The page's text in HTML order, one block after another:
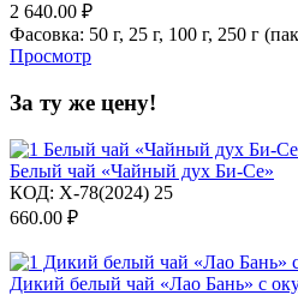
2 640.00 ₽
Фасовка: 50 г, 25 г, 100 г, 250 г
Просмотр
За ту же цену!
Белый чай «Чайный дух Би-Се»
КОД: X-78(2024) 25
660.00 ₽
Дикий белый чай «Лао Бань» с